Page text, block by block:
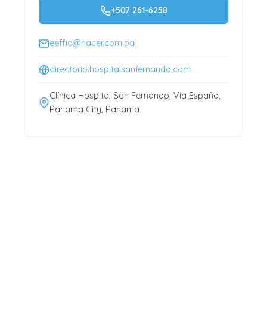
+507 261-6258
eeffio@nacer.com.pa
directorio.hospitalsanfernando.com
Clínica Hospital San Fernando, Vía España,
Panama City, Panama